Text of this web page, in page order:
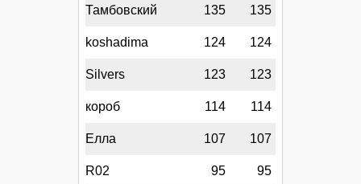
Тамбовский 135 135
koshadima 124 124
Silvers 123 123
короб 114 114
Елла 107 107
R02 95 95